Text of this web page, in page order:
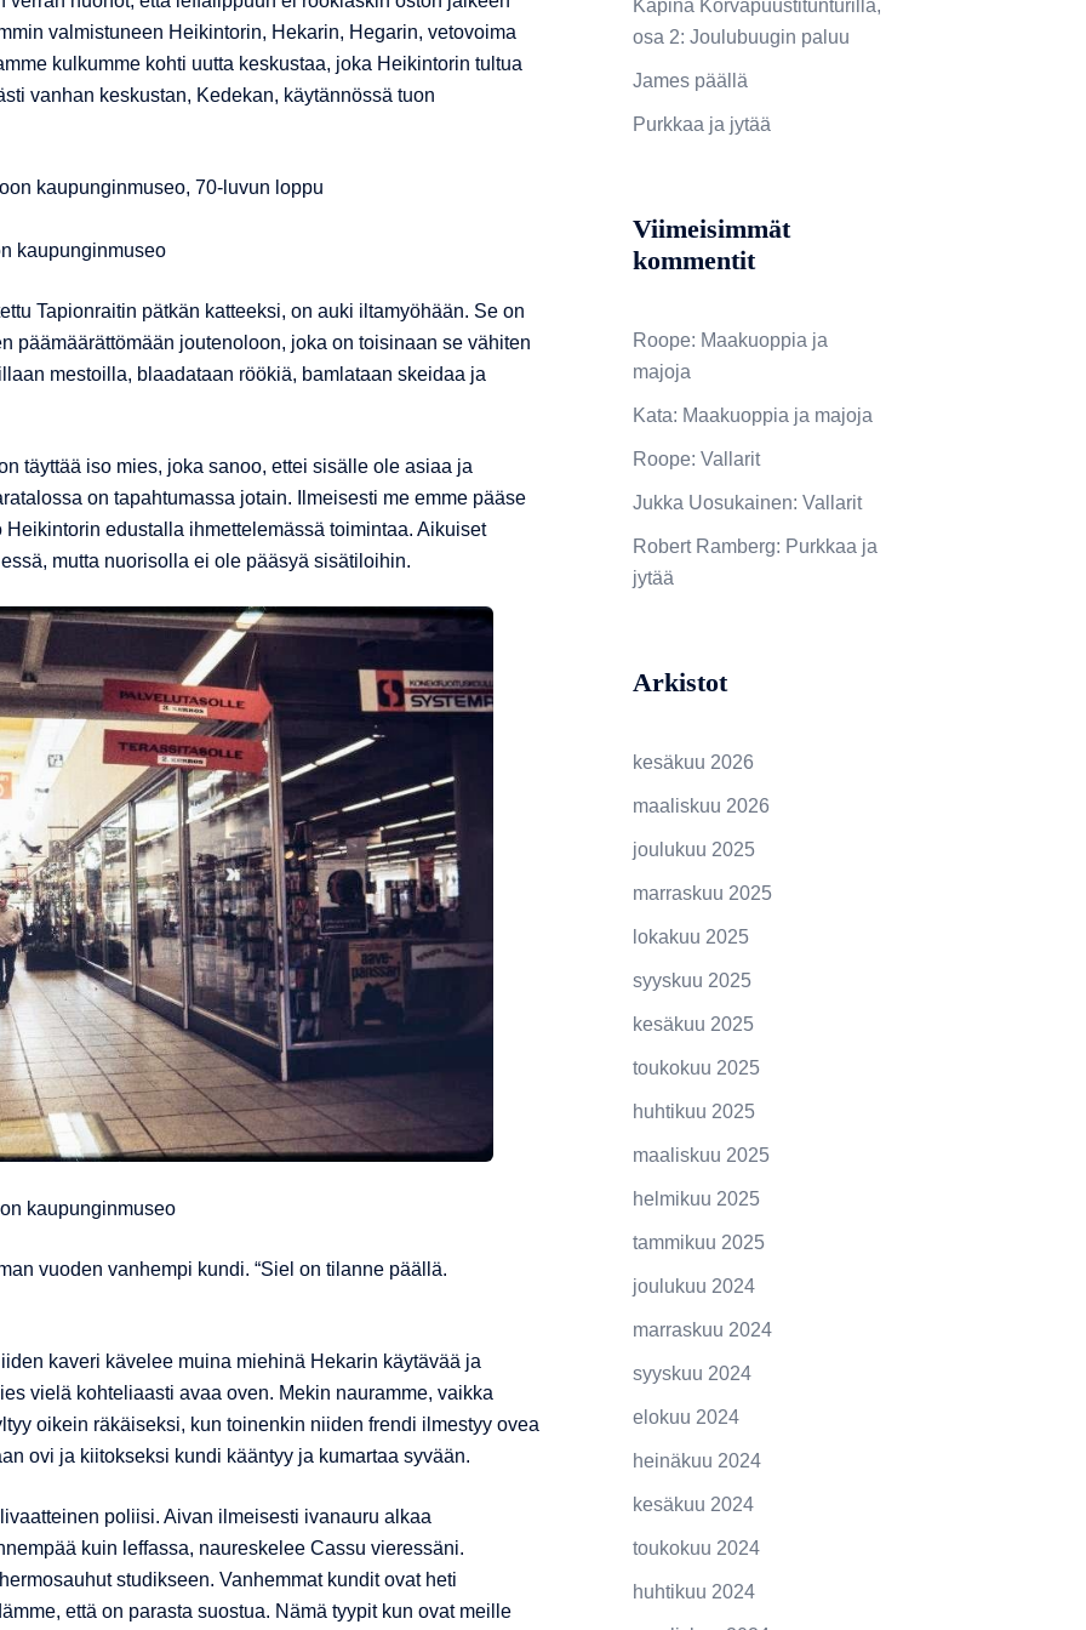
valmistuneen Heikintorin, Hekarin, Hegarin, vetovoima
kulkumme kohti uutta keskustaa, joka Heikintorin tultua
vanhan keskustan, Kedekan, käytännössä tuon
kaupunginmuseo
Tapionraitin pätkän katteeksi, on auki iltamyöhään. Se on
päämäärättömään joutenoloon, joka on toisinaan se vähiten
mestoilla, blaadataan röökiä, bamlataan skeidaa ja
täyttää iso mies, joka sanoo, ettei sisälle ole asiaa ja
on tapahtumassa jotain. Ilmeisesti me emme pääse
edustalla ihmettelemässä toimintaa. Aikuiset
mutta nuorisolla ei ole pääsyä sisätiloihin.
kaupunginmuseo
vuoden vanhempi kundi. “Siel on tilanne päällä.
kaveri kävelee muina miehinä Hekarin käytävää ja
vielä kohteliaasti avaa oven. Mekin nauramme, vaikka
oikein räkäiseksi, kun toinenkin niiden frendi ilmestyy ovea
ovi ja kiitokseksi kundi kääntyy ja kumartaa syvään.
poliisi. Aivan ilmeisesti ivanauru alkaa
kuin leffassa, naureskelee Cassu vieressäni.
studikseen. Vanhemmat kundit ovat heti
että on parasta suostua. Nämä tyypit kun ovat meille
Kapina Korvapuustitunturilla,
osa 2: Joulubuugin paluu
James päällä
Purkkaa ja jytää
Viimeisimmät
kommentit
Roope: Maakuoppia ja
majoja
Kata: Maakuoppia ja majoja
Roope: Vallarit
Jukka Uosukainen: Vallarit
Robert Ramberg: Purkkaa ja
jytää
Arkistot
kesäkuu 2026
maaliskuu 2026
joulukuu 2025
marraskuu 2025
lokakuu 2025
syyskuu 2025
kesäkuu 2025
toukokuu 2025
huhtikuu 2025
maaliskuu 2025
helmikuu 2025
tammikuu 2025
joulukuu 2024
marraskuu 2024
syyskuu 2024
elokuu 2024
heinäkuu 2024
kesäkuu 2024
toukokuu 2024
huhtikuu 2024